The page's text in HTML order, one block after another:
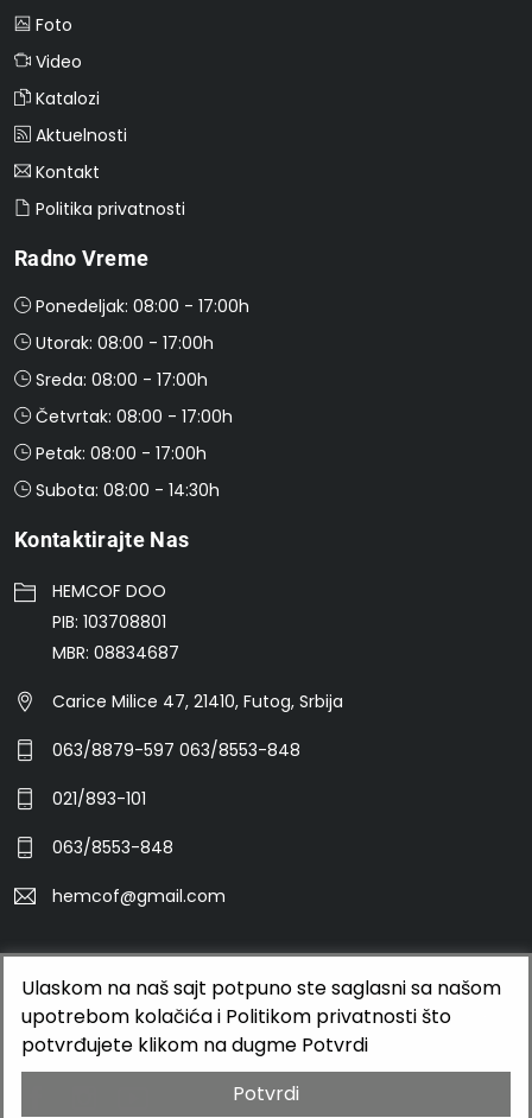
Foto
Video
Katalozi
Aktuelnosti
Kontakt
Politika privatnosti
Radno Vreme
Ponedeljak: 08:00 - 17:00h
Utorak: 08:00 - 17:00h
Sreda: 08:00 - 17:00h
Četvrtak: 08:00 - 17:00h
Petak: 08:00 - 17:00h
Subota: 08:00 - 14:30h
Kontaktirajte Nas
HEMCOF DOO
PIB: 103708801
MBR: 08834687
Carice Milice 47, 21410, Futog, Srbija
063/8879-597 063/8553-848
021/893-101
063/8553-848
hemcof@gmail.com
©2026 HEMCOF DOO
BUTOBU - Izrada web sajta i internet prodavnice, optimizacija
sajtova, web marketing
Ulaskom na naš sajt potpuno ste saglasni sa našom
upotrebom kolačića i Politikom privatnosti što
potvrđujete klikom na dugme Potvrdi
Potvrdi